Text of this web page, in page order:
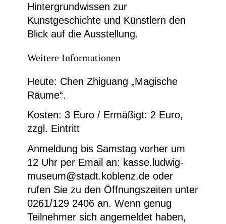
Hintergrundwissen zur
Kunstgeschichte und Künstlern den
Blick auf die Ausstellung.
Weitere Informationen
Heute: Chen Zhiguang „Magische
Räume“.
Kosten: 3 Euro / Ermäßigt: 2 Euro,
zzgl. Eintritt
Anmeldung bis Samstag vorher um
12 Uhr per Email an: kasse.ludwig-
museum@stadt.koblenz.de oder
rufen Sie zu den Öffnungszeiten unter
0261/129 2406 an. Wenn genug
Teilnehmer sich angemeldet haben,